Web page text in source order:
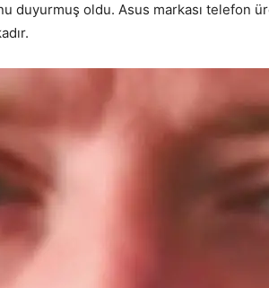
duyurmuş oldu. Asus markası telefon